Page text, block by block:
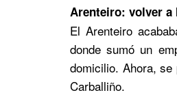
Arenteiro: volver a
El Arenteiro
donde sumó un
domicilio. Ahora,
Carballiño.